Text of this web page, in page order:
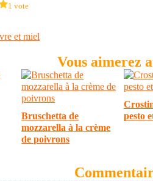
1 vote
et miel
Vous aimerez
Bruschetta de
mozzarella à la crème
de poivrons
pesto